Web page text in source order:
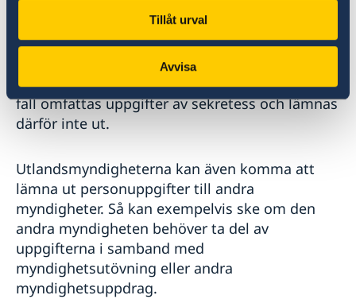
Tillåt urval
Avvisa
handlingar och kan komma att lämnas ut enligt
offentlighetsprincipen. Allmänna handlingar
som innehåller personuppgifter kan bland
annat komma att lämnas ut till journalister och
enskilda som begär att få ta del av dem. I vissa
fall omfattas uppgifter av sekretess och lämnas
därför inte ut.
Utlandsmyndigheterna kan även komma att
lämna ut personuppgifter till andra
myndigheter. Så kan exempelvis ske om den
andra myndigheten behöver ta del av
uppgifterna i samband med
myndighetsutövning eller andra
myndighetsuppdrag.